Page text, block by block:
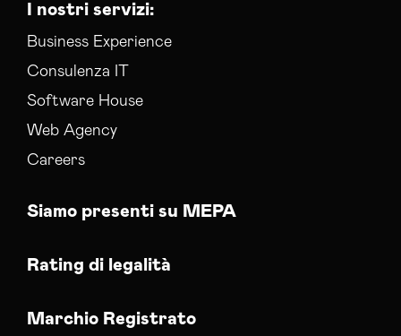
I nostri servizi:
Business Experience
Consulenza IT
Software House
Web Agency
Careers
Siamo presenti su MEPA
Rating di legalità
Marchio Registrato